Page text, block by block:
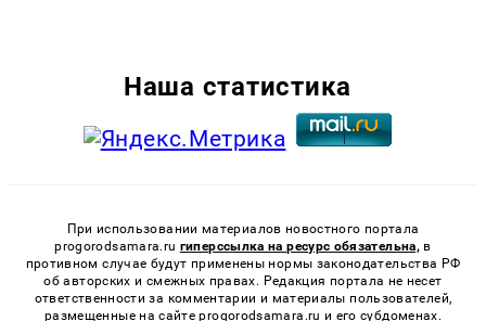
Наша статистика
При использовании материалов новостного портала
progorodsamara.ru гиперссылка на ресурс обязательна, в
противном случае будут применены нормы законодательства РФ
об авторских и смежных правах. Редакция портала не несет
ответственности за комментарии и материалы пользователей,
размещенные на сайте progorodsamara.ru и его субдоменах.